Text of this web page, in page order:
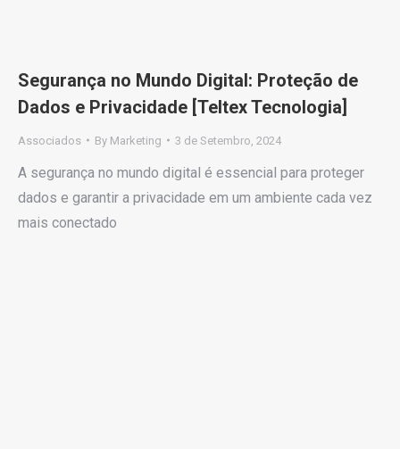
Segurança no Mundo Digital: Proteção de
Dados e Privacidade [Teltex Tecnologia]
Associados By Marketing 3 de Setembro, 2024
A segurança no mundo digital é essencial para proteger
dados e garantir a privacidade em um ambiente cada vez
mais conectado